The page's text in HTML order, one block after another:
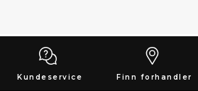
Kundeservice Finn forhandler